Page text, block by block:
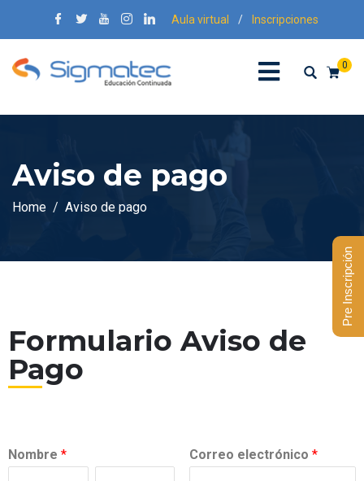
Aula virtual / Inscripciones
0
Aviso de pago
Home Aviso de pago
Formulario Aviso de
Pago
Nombre * Correo electrónico *
Pre Inscripción